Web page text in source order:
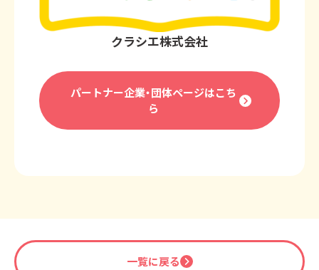
クラシエ株式会社
パートナー企業・団体ページはこち
ら
一覧に戻る